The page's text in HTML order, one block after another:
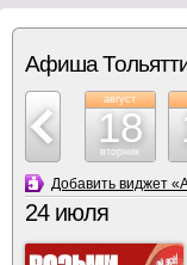
Афиша
17
август
18
вторник
Добавить виджет
24 июля